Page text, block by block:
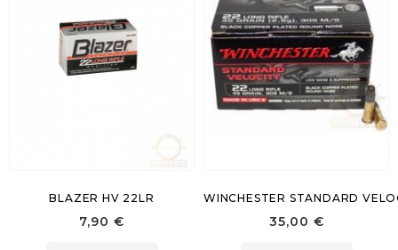
BLAZER HV 22LR
7,90 €
WINCHESTER STANDARD
35,00 €